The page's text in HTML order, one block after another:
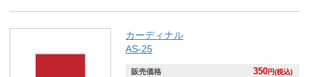
カーディナル
AS-25
販売価格 350円(税込)